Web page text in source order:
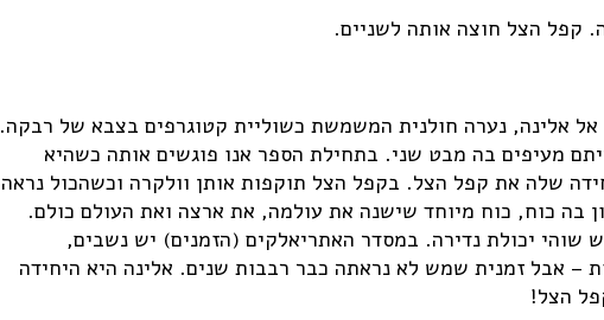
קפל הצל חוצה אותה לשניים.
אלינה, נערה חולנית המשמשת כשוליית קטוגרפים בצבא של רבקה.
מעיפים בה מבט שני. בתחילת הספר אנו פוגשים אותה כשהיא
שלה את קפל הצל. בקפל הצל תוקפות אותן וולקרה וכשהכול נראה
בה כוח, כוח מיוחד שישנה את עולמה, את ארצה ואת העולם כולם.
שוהי יכולת נדירה. במסדר האתריאלקים (הזמנים) יש נשבים,
– אבל זמנית שמש לא נראתה כבר רבבות שנים. אלינה היא היחידה
הצל!